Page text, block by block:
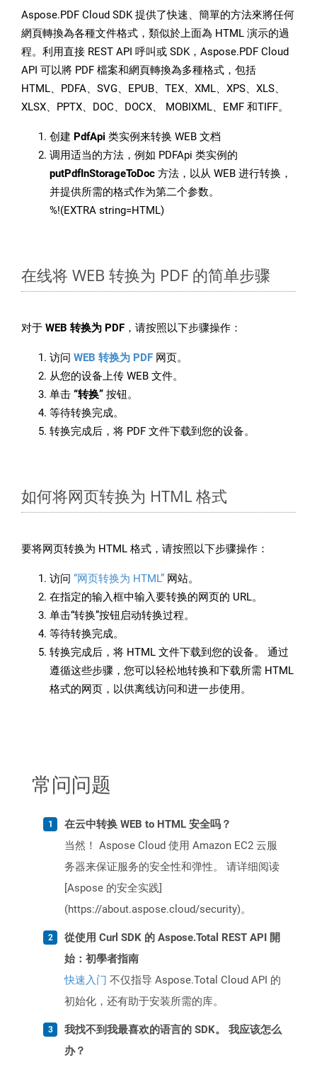
Aspose.PDF Cloud SDK 提供了快速、簡單的方法來將任何
網頁轉換為各種文件格式，類似於上面為 HTML 演示的過
程。利用直接 REST API 呼叫或 SDK，Aspose.PDF Cloud
API 可以將 PDF 檔案和網頁轉換為多種格式，包括
HTML、PDFA、SVG、EPUB、TEX、XML、XPS、XLS、
XLSX、PPTX、DOC、DOCX、 MOBIXML、EMF 和TIFF。
创建 PdfApi 类实例来转换 WEB 文档
调用适当的方法，例如 PDFApi 类实例的
putPdfInStorageToDoc 方法，以从 WEB 进行转换，
并提供所需的格式作为第二个参数。
%!(EXTRA string=HTML)
在线将 WEB 转换为 PDF 的简单步骤
对于 WEB 转换为 PDF ，请按照以下步骤操作：
访问 WEB 转换为 PDF 网页。
从您的设备上传 WEB 文件。
单击 “转换” 按钮。
等待转换完成。
转换完成后，将 PDF 文件下载到您的设备。
如何将网页转换为 HTML 格式
要将网页转换为 HTML 格式，请按照以下步骤操作：
访问 “网页转换为 HTML” 网站。
在指定的输入框中输入要转换的网页的 URL。
单击“转换”按钮启动转换过程。
等待转换完成。
转换完成后，将 HTML 文件下载到您的设备。 通过
遵循这些步骤，您可以轻松地转换和下载所需 HTML
格式的网页，以供离线访问和进一步使用。
常问问题
在云中转换 WEB to HTML 安全吗？
当然！ Aspose Cloud 使用 Amazon EC2 云服
务器来保证服务的安全性和弹性。 请详细阅读
[Aspose 的安全实践]
(https://about.aspose.cloud/security)。
從使用 Curl SDK 的 Aspose.Total REST API 開
始：初學者指南
快速入门 不仅指导 Aspose.Total Cloud API 的
初始化，还有助于安装所需的库。
我找不到我最喜欢的语言的 SDK。 我应该怎么
办？